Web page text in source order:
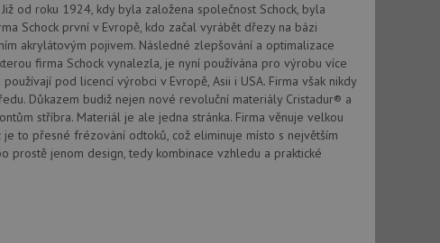
od roku 1924, kdy byla založena společnost Schock, byla
Schock první v Evropě, kdo začal vyrábět dřezy na bázi
akrylátovým pojivem. Následné zlepšování a optimalizace
firma Schock vynalezla, je nyní používána pro výrobu více
pod licencí výrobci v Evropě, Asii i USA. Firma však nikdy
Důkazem budiž nejen nové revoluční materiály Cristadur® a
stříbra. Materiál je ale jedna stránka. Firma věnuje velkou
to přesné frézování odtoků, což eliminuje místo s největším
prostě jenom design, tedy kombinace vzhledu a praktické
aby zjistila, zda prohlížeč
cookie.
ke sledování
Doubleclick a
uživatel používá
kterou koncový uživatel
webu.